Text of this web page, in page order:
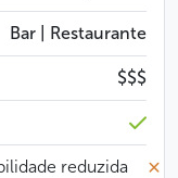
Bar | Restaurante
$$$
reduzida